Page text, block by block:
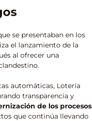
se presentaban en los
el lanzamiento de la
al ofrecer una
automáticas, Lotería
transparencia y
de los procesos
que continúa llevando